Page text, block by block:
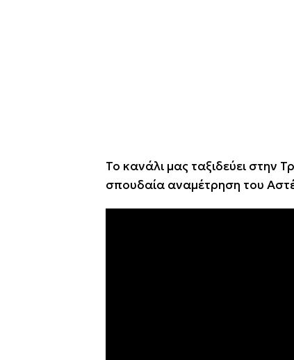
Το κανάλι μας ταξιδεύει στην
σπουδαία αναμέτρηση του